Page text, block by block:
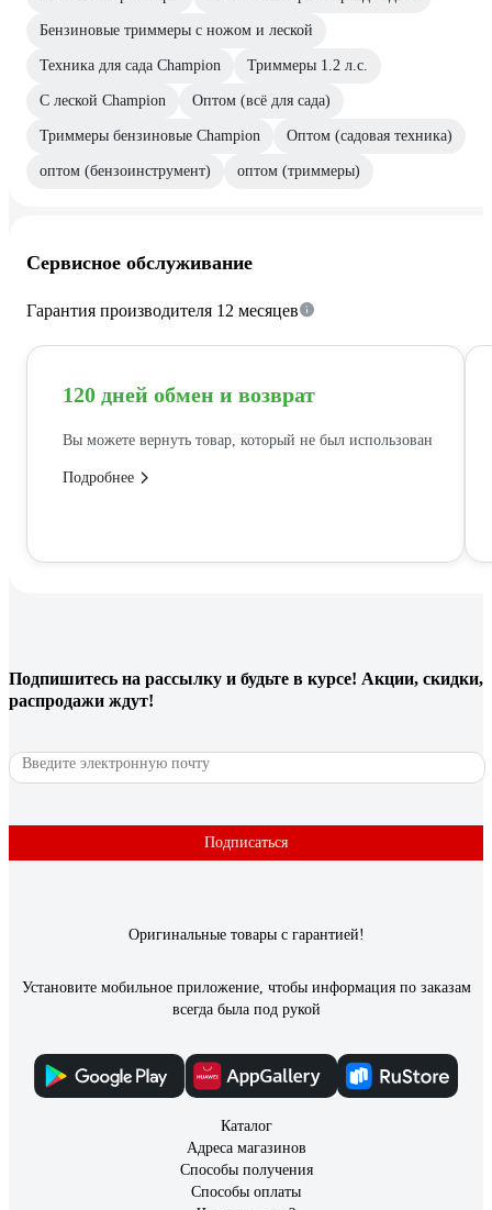
Бензиновые триммеры с ножом и леской
Техника для сада Champion Триммеры 1.2 л.с.
С леской Champion Оптом (всё для сада)
Триммеры бензиновые Champion Оптом (садовая техника)
оптом (бензоинструмент) оптом (триммеры)
Сервисное обслуживание
Гарантия производителя 12 месяцев
120 дней обмен и возврат
Вы можете вернуть товар, который не был использован
Подробнее
Подпишитесь на рассылку и будьте в курсе! Акции, скидки,
распродажи ждут!
Подписаться
Оригинальные товары с гарантией!
Установите мобильное приложение, чтобы информация по заказам
всегда была под рукой
Каталог
Адреса магазинов
Способы получения
Способы оплаты